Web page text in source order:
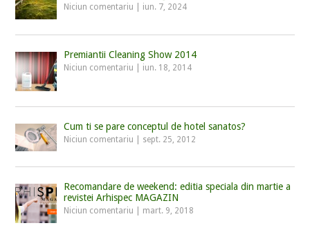
Niciun comentariu iun. 7, 2024
Premiantii Cleaning Show 2014
Niciun comentariu iun. 18, 2014
Cum ti se pare conceptul de hotel sanatos?
Niciun comentariu sept. 25, 2012
Recomandare de weekend: editia speciala din martie a
revistei Arhispec MAGAZIN
Niciun comentariu mart. 9, 2018